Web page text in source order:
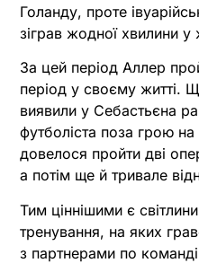
Голанду, проте
зіграв жодної хвилини
За цей період Аллер
період у своєму житті.
виявили у Себастьєна
футболіста поза грою
довелося пройти дві
а потім ще й тривале
Тим ціннішими є
тренування, на яких
з партнерами по